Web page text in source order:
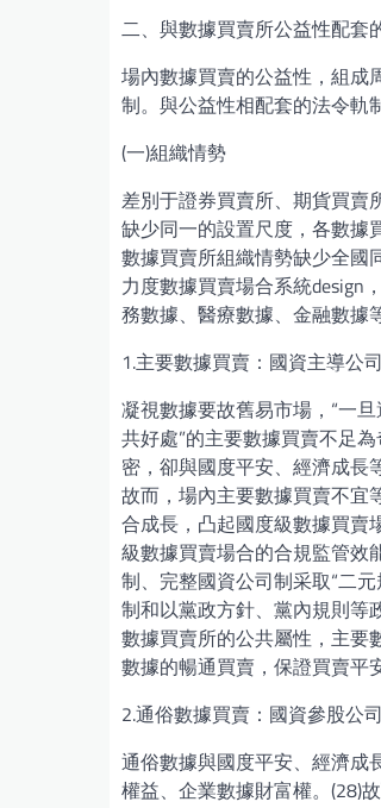
二、與數據買賣所公益性配套
場內數據買賣的公益性，組成
制。與公益性相配套的法令軌
(一)組織情勢
差別于證券買賣所、期貨買賣
缺少同一的設置尺度，各數據
數據買賣所組織情勢缺少全國
力度數據買賣場合系統design
務數據、醫療數據、金融數據
1.主要數據買賣：國資主導公
凝視數據要故舊易市場，“一
共好處”的主要數據買賣不足
密，卻與國度平安、經濟成長
故而，場內主要數據買賣不宜
合成長，凸起國度級數據買賣
級數據買賣場合的合規監管效
制、完整國資公司制采取“二
制和以黨政方針、黨內規則等
數據買賣所的公共屬性，主要
數據的暢通買賣，保證買賣平安
2.通俗數據買賣：國資參股公
通俗數據與國度平安、經濟成
權益、企業數據財富權。(28)